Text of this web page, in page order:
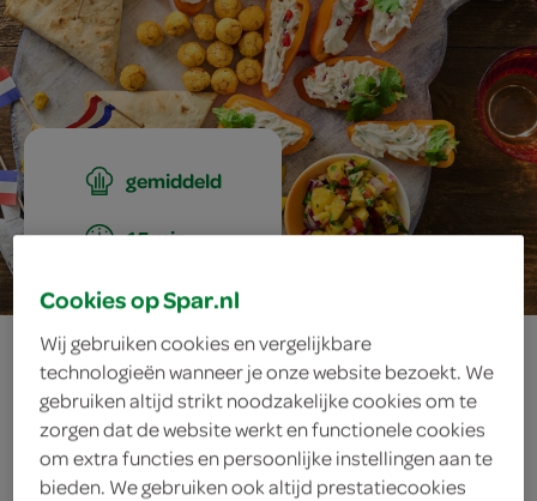
gemiddeld
15 min.
quesadilla-
driehoekjes
Cookies op Spar.nl
Wij gebruiken cookies en vergelijkbare
technologieën wanneer je onze website bezoekt. We
gebruiken altijd strikt noodzakelijke cookies om te
zorgen dat de website werkt en functionele cookies
om extra functies en persoonlijke instellingen aan te
bieden. We gebruiken ook altijd prestatiecookies